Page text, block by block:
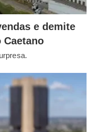
e demite
Caetano